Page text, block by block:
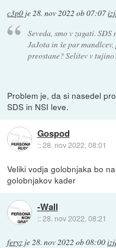
c3p0 je28. nov 2022 ob 07:07
Seveda, smo v zagati.
JaJota in še par
preostane? Selitev v
Problem je, da si nasedel
SDS in NSI leve.
Gospod
::28. nov 2022, 08:01
Veliki vodja golobnjaka bo
golobnjakov kader
-Wall
::28. nov 2022, 08:21
feryz je28. nov 2022 ob 08:00